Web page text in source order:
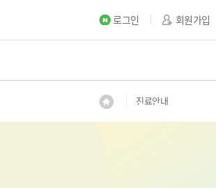
로그인 회원가입
진료안내